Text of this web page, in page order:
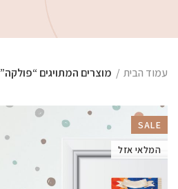
עמוד הבית מוצרים המתויגים “פולקה”
SALE
המלאי אזל